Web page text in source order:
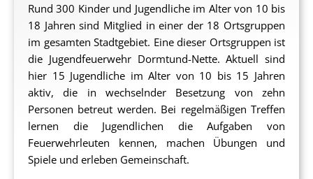
Zentrales Element des Projekts ist die aktive
Beteiligung der Jugendlichen. Sie werden in die
Planung und Gestaltung der Freizeit einbezogen,
entscheiden gemeinsam über Programmpunkte und
übernehmen Verantwortung für das Miteinander in
der Gruppe. Dadurch erleben sie Selbstwirksamkeit
und erfahren, dass ihre Ideen und Meinungen von
ihren Mitmenschen angehört und wertgeschätzt
werden. Auf diese Weise erleben die Jugendlichen
eine Stärkung ihrer sozialen Kompetenzen, sie lernen
Rund 300 Kinder und Jugendliche im Alter von 10 bis
18 Jahren sind Mitglied in einer der 18 Ortsgruppen
im gesamten Stadtgebiet. Eine dieser Ortsgruppen ist
die Jugendfeuerwehr Dormtund-Nette. Aktuell sind
hier 15 Jugendliche im Alter von 10 bis 15 Jahren
aktiv, die in wechselnder Besetzung von zehn
Personen betreut werden. Bei regelmäßigen Treffen
lernen die Jugendlichen die Aufgaben von
Feuerwehrleuten kennen, machen Übungen und
Spiele und erleben Gemeinschaft.